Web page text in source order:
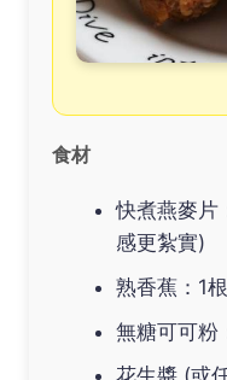
食材
快煮燕麥片
感更紮實)
熟香蕉：1
無糖可可粉